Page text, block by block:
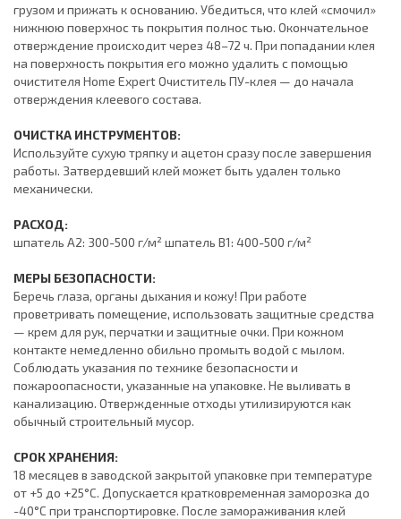
грузом и прижать к основанию. Убедиться, что клей «смочил»
нижнюю поверхнос ть покрытия полнос тью. Окончательное
отверждение происходит через 48–72 ч. При попадании клея
на поверхность покрытия его можно удалить с помощью
очистителя Home Expert Очиститель ПУ-клея — до начала
отверждения клеевого состава.
ОЧИСТКА ИНСТРУМЕНТОВ:
Используйте сухую тряпку и ацетон сразу после завершения
работы. Затвердевший клей может быть удален только
механически.
РАСХОД:
шпатель А2: 300-500 г/м² шпатель В1: 400-500 г/м²
МЕРЫ БЕЗОПАСНОСТИ:
Беречь глаза, органы дыхания и кожу! При работе
проветривать помещение, использовать защитные средства
— крем для рук, перчатки и защитные очки. При кожном
контакте немедленно обильно промыть водой с мылом.
Соблюдать указания по технике безопасности и
пожароопасности, указанные на упаковке. Не выливать в
канализацию. Отвержденные отходы утилизируются как
обычный строительный мусор.
СРОК ХРАНЕНИЯ:
18 месяцев в заводской закрытой упаковке при температуре
от +5 до +25°С. Допускается кратковременная заморозка до
-40°С при транспортировке. После замораживания клей